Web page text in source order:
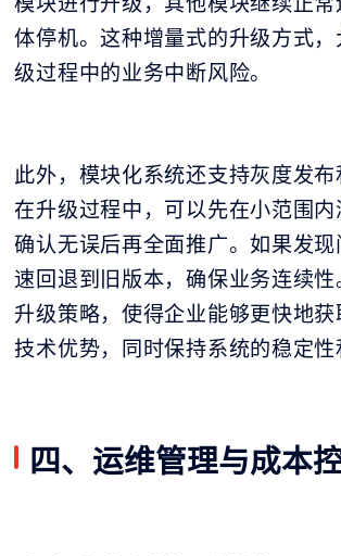
体停机。这种增量式的升级方式
级过程中的业务中断风险。
此外，模块化系统还支持灰度发布
在升级过程中，可以先在小范围内
确认无误后再全面推广。如果发
速回退到旧版本，确保业务连续
升级策略，使得企业能够更快地
技术优势，同时保持系统的稳定性
四、运维管理与成本